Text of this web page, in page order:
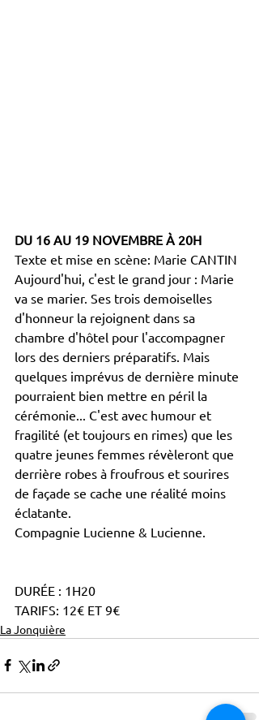
DU 16 AU 19 NOVEMBRE À 20H
Texte et mise en scène: Marie CANTIN
Aujourd'hui, c'est le grand jour : Marie
va se marier. Ses trois demoiselles
d'honneur la rejoignent dans sa
chambre d'hôtel pour l'accompagner
lors des derniers préparatifs. Mais
quelques imprévus de dernière minute
pourraient bien mettre en péril la
cérémonie... C'est avec humour et
fragilité (et toujours en rimes) que les
quatre jeunes femmes révèleront que
derrière robes à froufrous et sourires
de façade se cache une réalité moins
éclatante.
Compagnie Lucienne & Lucienne.
DURÉE : 1H20
TARIFS: 12€ ET 9€
La Jonquière